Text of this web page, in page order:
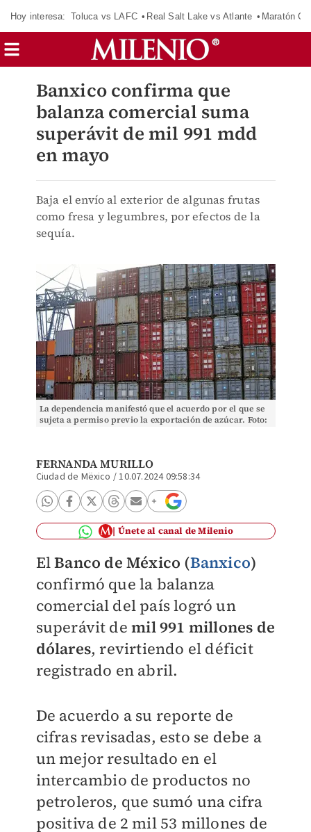
Hoy interesa: Toluca vs LAFC Real Salt Lake vs Atlante Maratón
Banxico confirma que
balanza comercial suma
superávit de mil 991 mdd
en mayo
Baja el envío al exterior de algunas frutas
como fresa y legumbres, por efectos de la
sequía.
La dependencia manifestó que el acuerdo por el que se
sujeta a permiso previo la exportación de azúcar. Foto:
FERNANDA MURILLO
Ciudad de Mëxico /10.07.2024 09:58:34
Únete al canal de Milenio
ElBanco de México (Banxico)
confirmó que la balanza
comercial del país logró un
superávit demil 991 millones de
dólares, revirtiendo el déficit
registrado en abril.
De acuerdo a su reporte de
cifras revisadas, esto se debe a
un mejor resultado en el
intercambio de productos no
petroleros, que sumó una cifra
positiva de 2 mil 53 millones de